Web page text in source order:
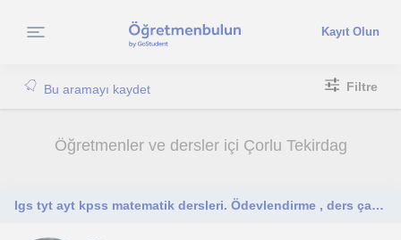
Kayıt Olun
Bu aramayı kaydet Filtre
Öğretmenler ve dersler içi Çorlu Tekirdag
lgs tyt ayt kpss matematik dersleri. Ödevlendirme , ders çalışma programları ve koçluk